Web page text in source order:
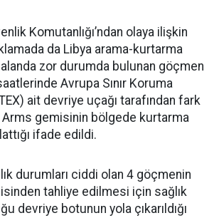
Komutanlığı’ndan olaya ilişkin
da Libya arama-kurtarma
zor durumda bulunan göçmen
Avrupa Sınır Koruma
ait devriye uçağı tarafından fark
gemisinin bölgede kurtarma
ifade edildi.
durumları ciddi olan 4 göçmenin
tahliye edilmesi için sağlık
devriye botunun yola çıkarıldığı